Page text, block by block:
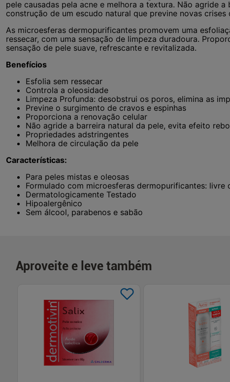
pele causadas pela acne e melhora a textura. Não agride
construção de um escudo natural que previne novas
As microesferas dermopurificantes promovem uma
ressecar, com uma sensação de limpeza duradoura.
sensação de pele suave, refrescante e revitalizada.
Benefícios
Esfolia sem ressecar
Controla a oleosidade
Limpeza Profunda: desobstrui os poros, elimina as
Previne o surgimento de cravos e espinhas
Proporciona a renovação celular
Não agride a barreira natural da pele, evita efeito
Propriedades adstringentes
Melhora de circulação da pele
Características:
Para peles mistas e oleosas
Formulado com microesferas dermopurificantes: livre
Dermatologicamente Testado
Hipoalergênico
Sem álcool, parabenos e sabão
Aproveite e leve também